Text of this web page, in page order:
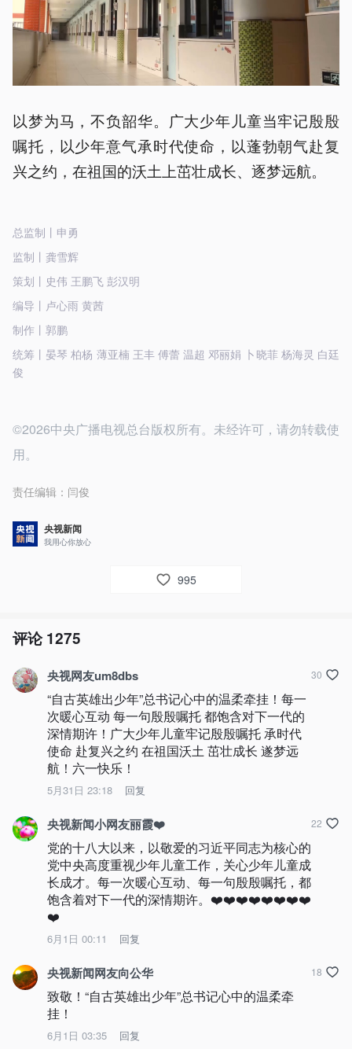
以梦为马，不负韶华。广大少年儿童当牢记殷殷
嘱托，以少年意气承时代使命，以蓬勃朝气赴复
兴之约，在祖国的沃土上茁壮成长、逐梦远航。
总监制丨申勇
监制丨龚雪辉
策划丨史伟 王鹏飞 彭汉明
编导丨卢心雨 黄茜
制作丨郭鹏
统筹丨晏琴 柏杨 薄亚楠 王丰 傅蕾 温超 邓丽娟 卜晓菲 杨海灵 白廷
俊
©2026中央广播电视总台版权所有。未经许可，请勿转载使
用。
责任编辑： 闫俊
央视新闻
我用心你放心
995
评论1275
央视网友um8dbs
“自古英雄出少年”总书记心中的温柔牵挂！每一
次暖心互动 每一句殷殷嘱托 都饱含对下一代的
深情期许！广大少年儿童牢记殷殷嘱托 承时代
使命 赴复兴之约 在祖国沃土 茁壮成长 遂梦远
航！六一快乐！
5月31日 23:18 回复
30
央视新闻小网友丽霞❤️
党的十八大以来，以敬爱的习近平同志为核心的
党中央高度重视少年儿童工作，关心少年儿童成
长成才。每一次暖心互动、每一句殷殷嘱托，都
饱含着对下一代的深情期许。❤️❤️❤️❤️❤️❤️❤️❤️
❤️
6月1日 00:11 回复
22
央视新闻网友向公华
致敬！“自古英雄出少年”总书记心中的温柔牵
挂！
6月1日 03:35 回复
18